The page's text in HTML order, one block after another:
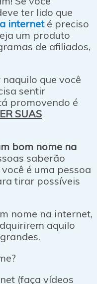
ter lido que
interneté preciso
um produto
de afiliados,
que você
sentir
promovendo é
SUAS
bom nome na
saberão
é uma pessoa
tirar possíveis
nome na internet,
aquilo
(faça vídeos